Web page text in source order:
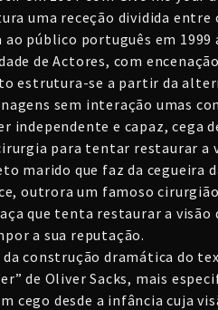
uma receção dividida entre
ao público português em 1999
de Actores, com
estrutura-se a partir da
sem interação umas
independente e capaz, cega
para tentar restaurar a
marido que faz da cegueira
outrora um famoso
que tenta restaurar a
a sua reputação.
construção dramática do
de Oliver Sacks, mais
cego desde a infância cuja